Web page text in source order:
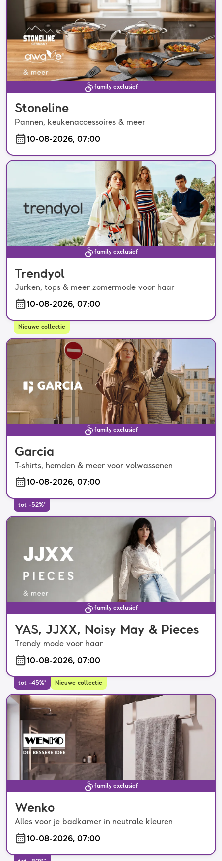
family exclusief
Stoneline
Pannen, keukenaccessoires & meer
10-08-2026, 07:00
family exclusief
Trendyol
Jurken, tops & meer zomermode voor haar
10-08-2026, 07:00
Nieuwe collectie
family exclusief
Garcia
T-shirts, hemden & meer voor volwassenen
10-08-2026, 07:00
tot -52%*
family exclusief
YAS, JJXX, Noisy May & Pieces
Trendy mode voor haar
10-08-2026, 07:00
tot -45%* Nieuwe collectie
family exclusief
Wenko
Alles voor je badkamer in neutrale kleuren
10-08-2026, 07:00